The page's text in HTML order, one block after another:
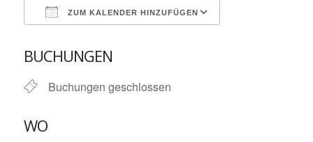
ZUM KALENDER HINZUFÜGEN
BUCHUNGEN
Buchungen geschlossen
WO